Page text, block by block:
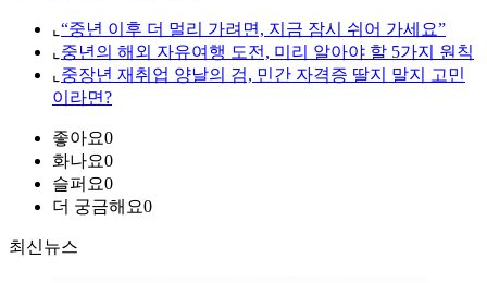
⌞ “중년 이후 더 멀리 가려면, 지금 잠시 쉬어 가세요”
⌞ 중년의 해외 자유여행 도전, 미리 알아야 할 5가지 원칙
⌞ 중장년 재취업 양날의 검, 민간 자격증 딸지 말지 고민
이라면?
좋아요0
화나요0
슬퍼요0
더 궁금해요0
최신뉴스